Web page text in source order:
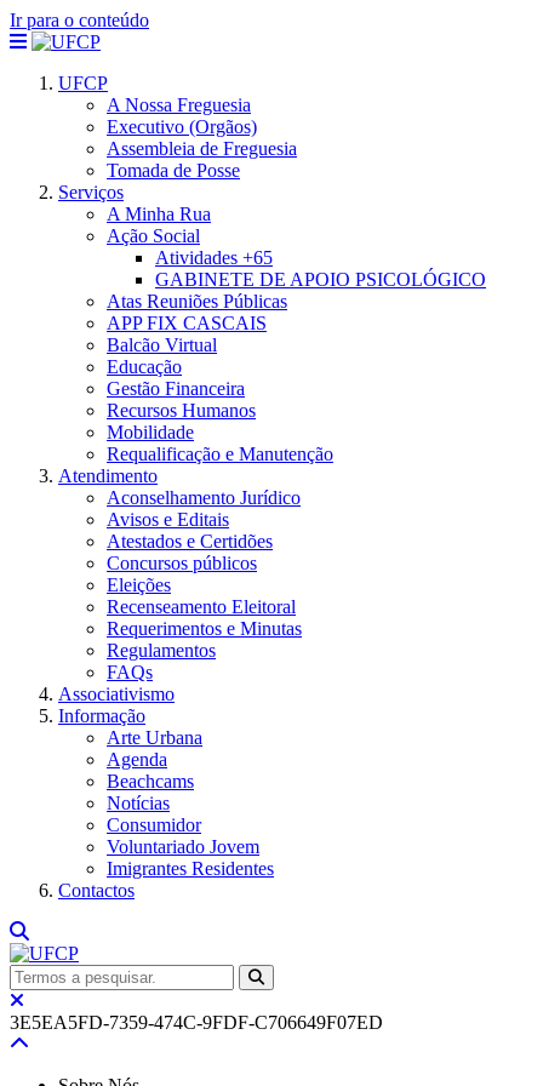
Ir para o conteúdo
UFCP
A Nossa Freguesia
Executivo (Orgãos)
Assembleia de Freguesia
Tomada de Posse
Serviços
A Minha Rua
Ação Social
Atividades +65
GABINETE DE APOIO PSICOLÓGICO
Atas Reuniões Públicas
APP FIX CASCAIS
Balcão Virtual
Educação
Gestão Financeira
Recursos Humanos
Mobilidade
Requalificação e Manutenção
Atendimento
Aconselhamento Jurídico
Avisos e Editais
Atestados e Certidões
Concursos públicos
Eleições
Recenseamento Eleitoral
Requerimentos e Minutas
Regulamentos
FAQs
Associativismo
Informação
Arte Urbana
Agenda
Beachcams
Notícias
Consumidor
Voluntariado Jovem
Imigrantes Residentes
Contactos
3E5EA5FD-7359-474C-9FDF-C706649F07ED